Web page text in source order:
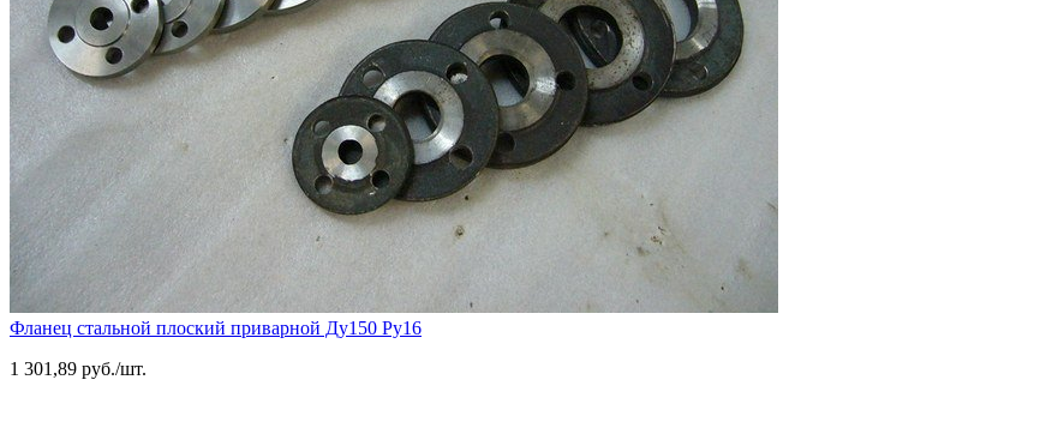
Фланец стальной плоский приварной Ду150 Ру16
1 301,89 руб./шт.